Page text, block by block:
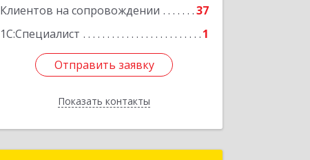
Клиентов на сопровождении
37
1С:Специалист
1
Отправить заявку
Показать контакты
Подробнее
Отправить заявку
Назад